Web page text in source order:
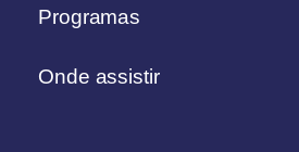
Programas
Onde assistir